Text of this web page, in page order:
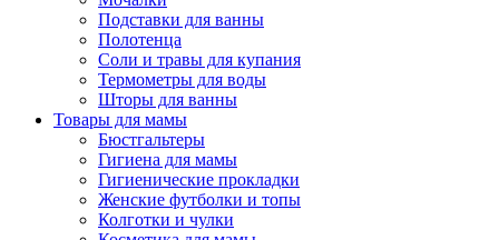
Подставки для ванны
Полотенца
Соли и травы для купания
Термометры для воды
Шторы для ванны
Товары для мамы
Бюстгальтеры
Гигиена для мамы
Гигиенические прокладки
Женские футболки и топы
Колготки и чулки